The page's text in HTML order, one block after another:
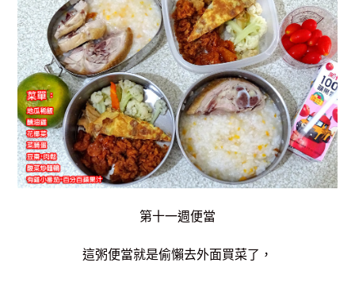
第十一週便當
這粥便當就是偷懶去外面買菜了，